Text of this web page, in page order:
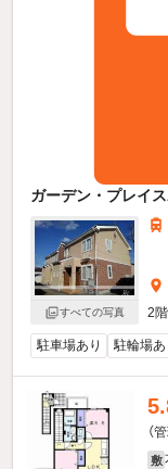
ガーデン・プレイ
すべての写真
2
駐車場あり 駐輪場あ
（
敷